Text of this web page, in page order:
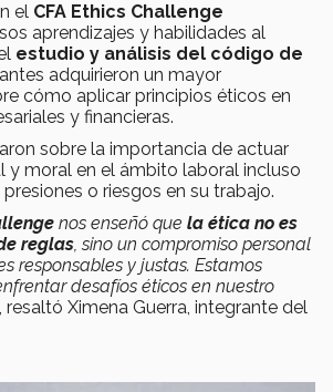
el CFA Ethics Challenge
aprendizajes y habilidades al
estudio y análisis del código de
adquirieron un mayor
cómo aplicar principios éticos en
y financieras.
sobre la importancia de actuar
y moral en el ámbito laboral incluso
o riesgos en su trabajo.
nos enseñó que la ética no es
reglas, sino un compromiso personal
responsables y justas. Estamos
desafíos éticos en nuestro
, resaltó Ximena Guerra, integrante del